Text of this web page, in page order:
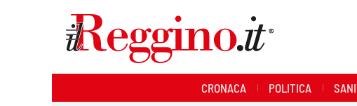
CRONACA POLITICA